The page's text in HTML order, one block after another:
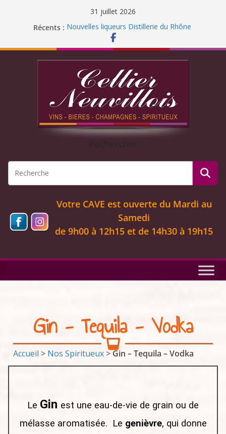
31 juillet 2026
Récents : Nouvelles liqueurs Distillerie du Rhône
Fermeture pour congés d’été 2026
Liqueur Jacoulot : nouveau parfum!
C’est l’été ! Soleil
et ROSÉ
Journée Dégustation : Rhums arrangés
Rechercher
Votre CAVE est ouverte du Mardi au
Samedi
de 9h00 à 12h15 et de 14h30 à 19h15
Gin - Tequila - Vodka
Accueil > Nos Spiritueux >Gin – Tequila – Vodka
Le Gin est une eau-de-vie de grain ou de
mélasse aromatisée. Le genièvre, qui donne